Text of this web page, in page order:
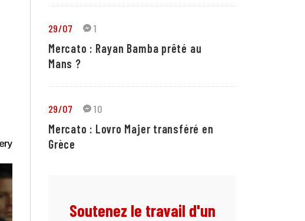
29/07 1
Mercato : Rayan Bamba prêté au
Mans ?
29/07 10
Mercato : Lovro Majer transféré en
Grèce
Soutenez le travail d'un